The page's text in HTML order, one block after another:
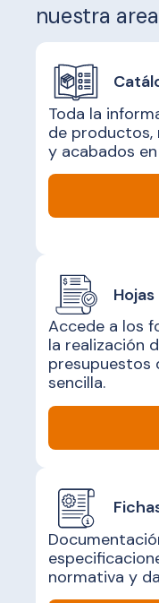
nuestra
Toda la
de productos,
y acabados
Accede a los
la realización
presupuestos
sencilla.
normativa y